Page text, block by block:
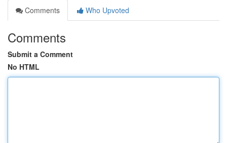
Comments
Who Upvoted
Comments
Submit a Comment
No HTML